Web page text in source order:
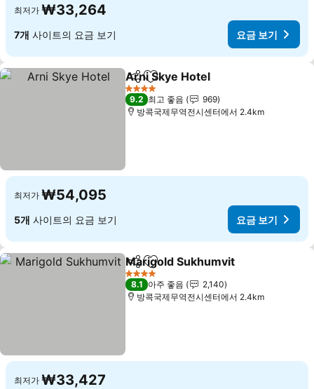
최저가 ₩33,264
7개 사이트의 요금 보기 요금 보기
공유 즐겨찾기에 추가
Arni Skye Hotel
4 성급
9.2 최고 좋음
969
방콕국제무역전시센터에서 2.4km
최저가 ₩54,095
5개 사이트의 요금 보기 요금 보기
공유 즐겨찾기에 추가
Marigold Sukhumvit
4 성급
8.1 아주 좋음
2,140
방콕국제무역전시센터에서 2.4km
최저가 ₩33,427